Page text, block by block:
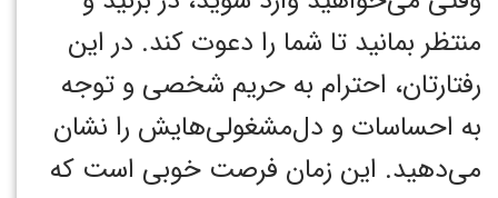
منتظر بمانید تا شما را دعوت کند. در این
رفتارتان، احترام به حریم شخصی و توجه
به احساسات و دل‌مشغولی‌هایش را نشان
می‌دهید. این زمان فرصت خوبی است که